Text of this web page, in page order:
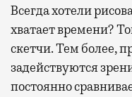
Всегда хотели
хватает времени?
скетчи. Тем более,
задействуются
постоянно